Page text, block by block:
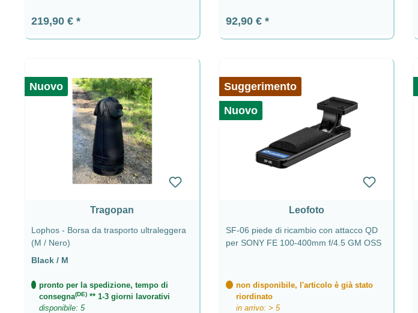
Prezzo normale:
219,90 € Prezzo normale:
92,90 €
Nuovo
Tragopan
Lophos - Borsa da trasporto ultraleggera
(M / Nero)
Black / M
pronto per la spedizione, tempo di
consegna(DE) ** 1-3 giorni lavorativi
disponibile: 5
Suggerimento
Nuovo
Leofoto
SF-06 piede di ricambio con attacco QD
per SONY FE 100-400mm f/4.5 GM OSS
non disponibile, l'articolo è già stato
riordinato
in arrivo: > 5